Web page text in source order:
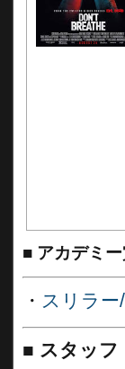
■ アカデミ
・ スリラ
■ スタッフ